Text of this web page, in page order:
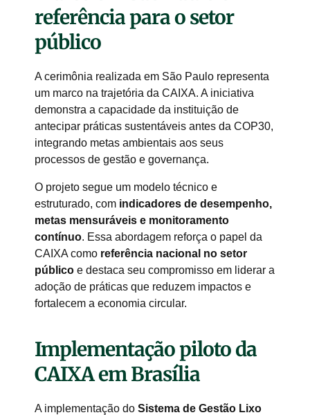
referência para o setor
público
A cerimônia realizada em São Paulo representa
um marco na trajetória da CAIXA. A iniciativa
demonstra a capacidade da instituição de
antecipar práticas sustentáveis antes da COP30,
integrando metas ambientais aos seus
processos de gestão e governança.
O projeto segue um modelo técnico e
estruturado, com indicadores de desempenho,
metas mensuráveis e monitoramento
contínuo. Essa abordagem reforça o papel da
CAIXA como referência nacional no setor
público e destaca seu compromisso em liderar a
adoção de práticas que reduzem impactos e
fortalecem a economia circular.
Implementação piloto da
CAIXA em Brasília
A implementação do Sistema de Gestão Lixo